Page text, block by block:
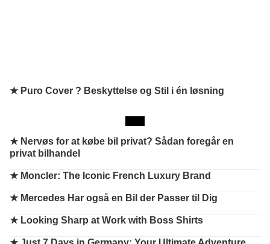
★ Puro Cover ? Beskyttelse og Stil i én løsning
★ Nervøs for at købe bil privat? Sådan foregår en
privat bilhandel
★ Moncler: The Iconic French Luxury Brand
★ Mercedes Har også en Bil der Passer til Dig
★ Looking Sharp at Work with Boss Shirts